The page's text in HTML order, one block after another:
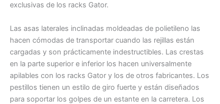
exclusivas de los racks Gator.
Las asas laterales inclinadas moldeadas de polietileno las
hacen cómodas de transportar cuando las rejillas están
cargadas y son prácticamente indestructibles. Las crestas
en la parte superior e inferior los hacen universalmente
apilables con los racks Gator y los de otros fabricantes. Los
pestillos tienen un estilo de giro fuerte y están diseñados
para soportar los golpes de un estante en la carretera. Los